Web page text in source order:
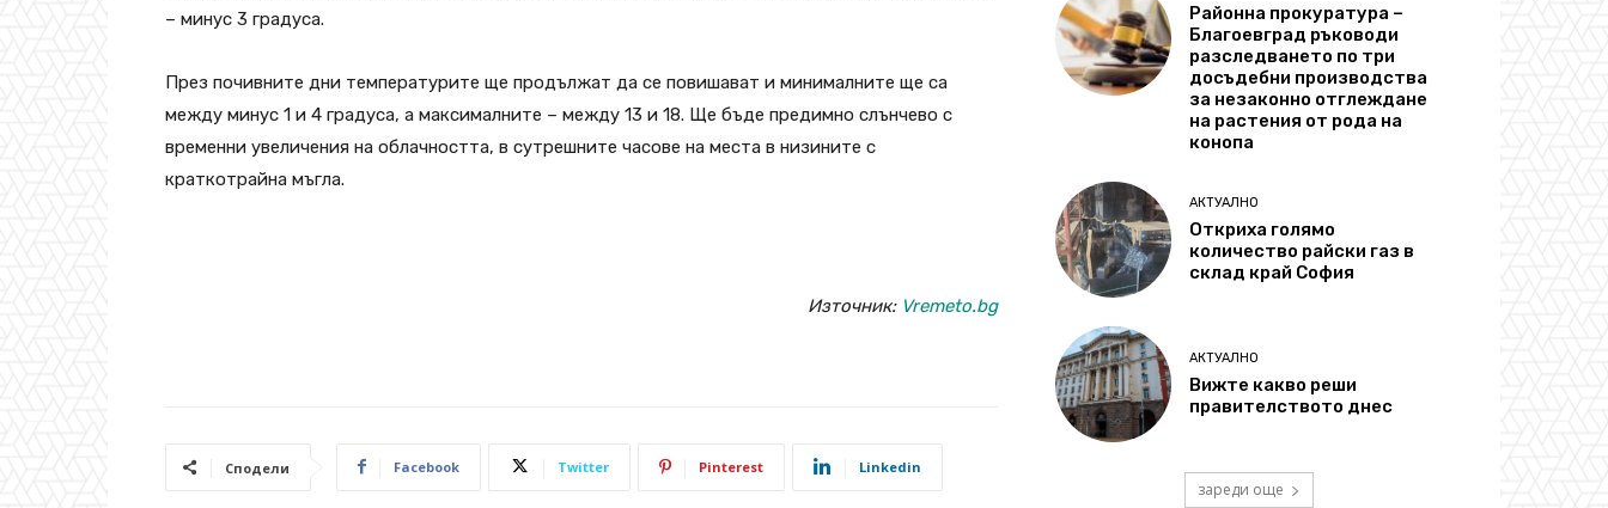
– минус 3 градуса.
През почивните дни температурите ще продължат да се повишават и минималните ще са
между минус 1 и 4 градуса, а максималните – между 13 и 18. Ще бъде предимно слънчево с
временни увеличения на облачността, в сутрешните часове на места в низините с
краткотрайна мъгла.
Източник: Vremeto.bg
Сподели Facebook Twitter Pinterest Linkedin
Районна прокуратура –
Благоевград ръководи
разследването по три
досъдебни производства
за незаконно отглеждане
на растения от рода на
конопа
АКТУАЛНО
Откриха голямо
количество райски газ в
склад край София
АКТУАЛНО
Вижте какво реши
правителството днес
зареди още